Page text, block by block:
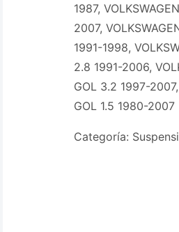
1987,
2007,
1991-1998,
2.8 1991-2006,
GOL 3.2 1997-
GOL 1.5 1980-2007
Categoría: